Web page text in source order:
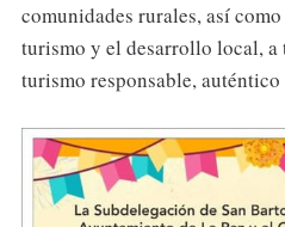
comunidades rurales, así
turismo y el desarrollo local, a
turismo responsable,